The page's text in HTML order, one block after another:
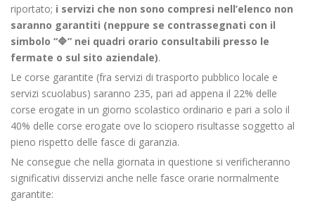
riportato; i servizi che non sono compresi nell’elenco non
saranno garantiti (neppure se contrassegnati con il
simbolo “🔷” nei quadri orario consultabili presso le
fermate o sul sito aziendale).
Le corse garantite (fra servizi di trasporto pubblico locale e
servizi scuolabus) saranno 235, pari ad appena il 22% delle
corse erogate in un giorno scolastico ordinario e pari a solo il
40% delle corse erogate ove lo sciopero risultasse soggetto al
pieno rispetto delle fasce di garanzia.
Ne consegue che nella giornata in questione si verificheranno
significativi disservizi anche nelle fasce orarie normalmente
garantite: